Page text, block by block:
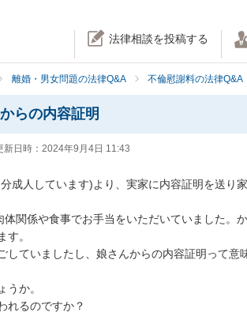
法律相談を投稿する
離婚・男女問題の法律Q&A 不倫慰謝料の法律Q&A
らの内容証明
新日時： 2024年9月4日 11:43
成人しています)より、実家に内容証明を送り
関係や食事でお手当をいただいていました。
す。
していましたし、娘さんからの内容証明って
うか。
れるのですか？